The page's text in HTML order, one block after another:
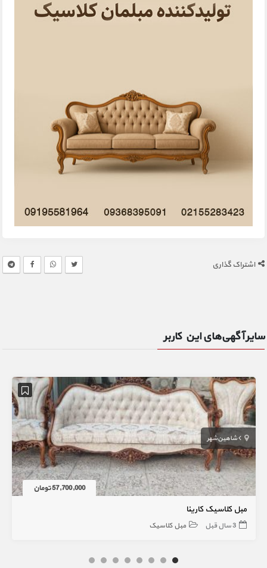
اشتراک گذاری
سایر آگهی‌های این کاربر
شاهین‌شهر
57,700,000 تومان
مبل کلاسیک کارینا
3 سال قبل مبل کلاسیک